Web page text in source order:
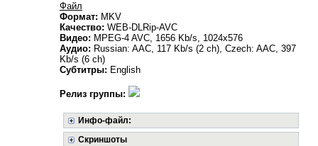
Файл
Формат: MKV
Качество: WEB-DLRip-AVC
Видео: MPEG-4 AVC, 1656 Kb/s, 1024x576
Аудио: Russian: AAC, 117 Kb/s (2 ch), Czech: AAC, 397
Kb/s (6 ch)
Субтитры: English
Релиз группы:
Инфо-файл:
Скриншоты